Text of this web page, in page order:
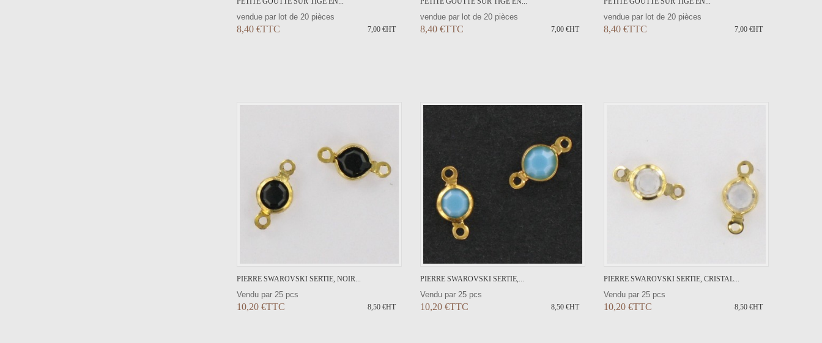
vendue par lot de 20 pièces
8,40 €TTC 7,00 €HT
vendue par lot de 20 pièces
8,40 €TTC 7,00 €HT
vendue par lot de 20 pièces
8,40 €TTC 7,00 €HT
PIERRE SWAROVSKI SERTIE, NOIR...
Vendu par 25 pcs
10,20 €TTC 8,50 €HT
PIERRE SWAROVSKI SERTIE,...
Vendu par 25 pcs
10,20 €TTC 8,50 €HT
PIERRE SWAROVSKI SERTIE, CRISTAL...
Vendu par 25 pcs
10,20 €TTC 8,50 €HT